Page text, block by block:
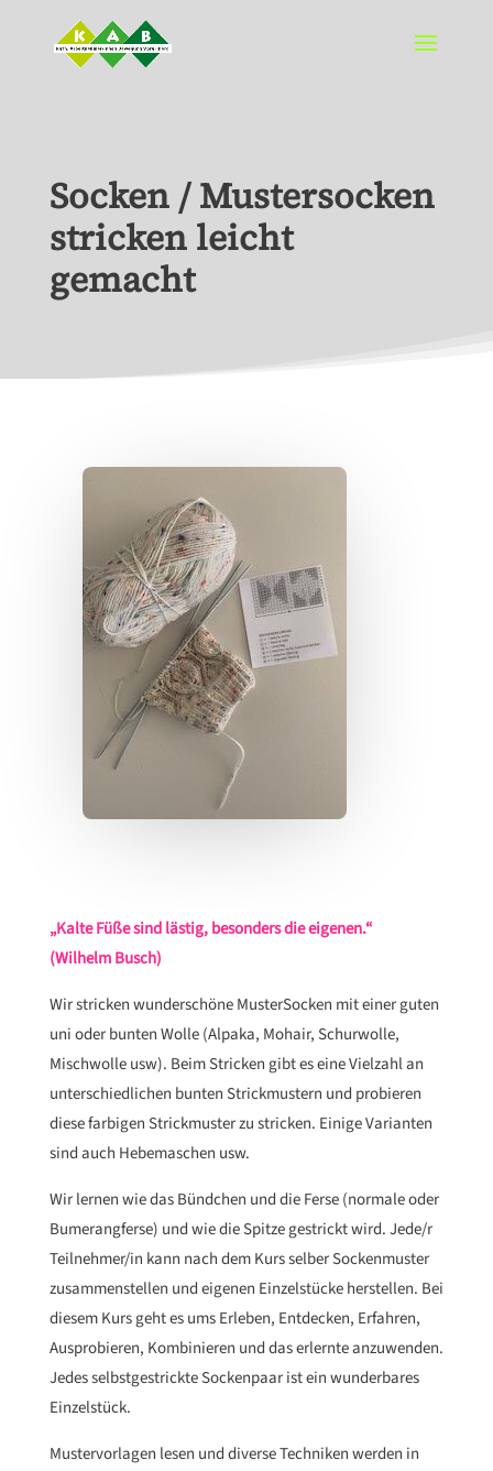
Socken / Mustersocken
stricken leicht
gemacht
„Kalte Füße sind lästig, besonders die eigenen.“
(Wilhelm Busch)
Wir stricken wunderschöne MusterSocken mit einer guten
uni oder bunten Wolle (Alpaka, Mohair, Schurwolle,
Mischwolle usw). Beim Stricken gibt es eine Vielzahl an
unterschiedlichen bunten Strickmustern und probieren
diese farbigen Strickmuster zu stricken. Einige Varianten
sind auch Hebemaschen usw.
Wir lernen wie das Bündchen und die Ferse (normale oder
Bumerangferse) und wie die Spitze gestrickt wird. Jede/r
Teilnehmer/in kann nach dem Kurs selber Sockenmuster
zusammenstellen und eigenen Einzelstücke herstellen. Bei
diesem Kurs geht es ums Erleben, Entdecken, Erfahren,
Ausprobieren, Kombinieren und das erlernte anzuwenden.
Jedes selbstgestrickte Sockenpaar ist ein wunderbares
Einzelstück.
Mustervorlagen lesen und diverse Techniken werden in